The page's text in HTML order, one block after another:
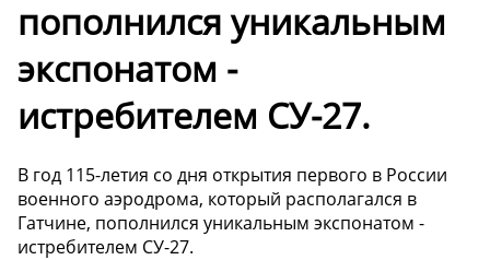
пополнился уникальным
экспонатом -
истребителем СУ-27.
В год 115-летия со дня открытия первого в России
военного аэродрома, который располагался в
Гатчине, пополнился уникальным экспонатом -
истребителем СУ-27.